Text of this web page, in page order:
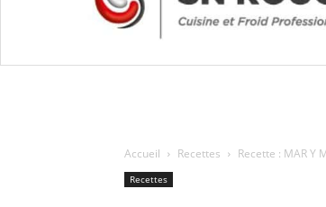
Accueil Recettes Recette : MAR Y
Recettes